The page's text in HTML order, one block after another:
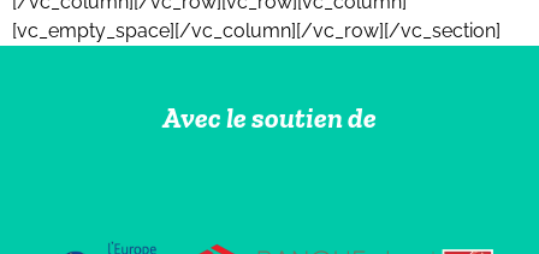
[vc_empty_space][/vc_column][/vc_row][/vc_section]
Avec le soutien de